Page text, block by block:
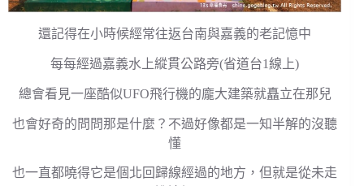
還記得在小時候經常往返台南與嘉義的老記憶中
每每經過嘉義水上縱貫公路旁(省道台1線上)
總會看見一座酷似UFO飛行機的龐大建築就矗立在那兒
也會好奇的問問那是什麼？不過好像都是一知半解的沒聽
懂
也一直都曉得它是個北回歸線經過的地方，但就是從未走